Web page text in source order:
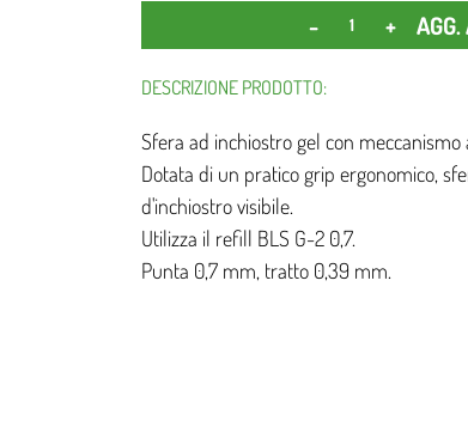
DESCRIZIONE PRODOTTO:
Sfera ad inchiostro gel con meccanismo
Dotata di un pratico grip ergonomico,
d'inchiostro visibile.
Utilizza il refill BLS G-2 0,7.
Punta 0,7 mm, tratto 0,39 mm.